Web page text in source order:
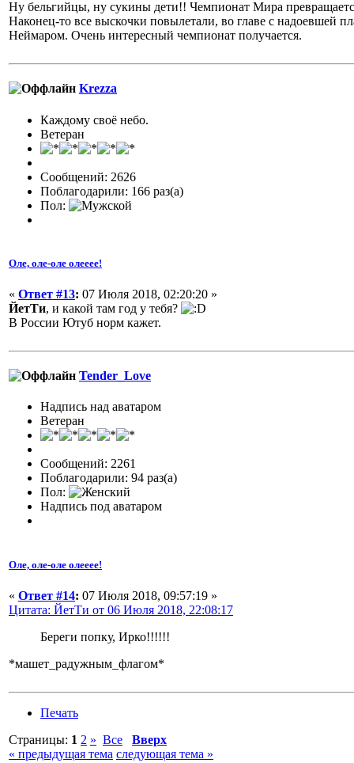
Ну бельгийцы, ну сукины дети!! Чемпионат Мира
Наконец-то все выскочки повылетали, во главе с надоевшей
Неймаром. Очень интересный чемпионат получается.
Krezza
Каждому своё небо.
Ветеран
Сообщений: 2626
Поблагодарили: 166 раз(а)
Пол:
Оле, оле-оле олееее!
« Ответ #13: 07 Июля 2018, 02:20:20 »
ЙетТи, и какой там год у тебя?
В России Ютуб норм кажет.
Tender_Love
Надпись над аватаром
Ветеран
Сообщений: 2261
Поблагодарили: 94 раз(а)
Пол:
Надпись под аватаром
Оле, оле-оле олееее!
« Ответ #14: 07 Июля 2018, 09:57:19 »
Цитата: ЙетТи от 06 Июля 2018, 22:08:17
Береги попку, Ирко!!!!!!
*машет_радужным_флагом*
Печать
Страницы: 1 2 » Все
Вверх
« предыдущая тема следующая тема »